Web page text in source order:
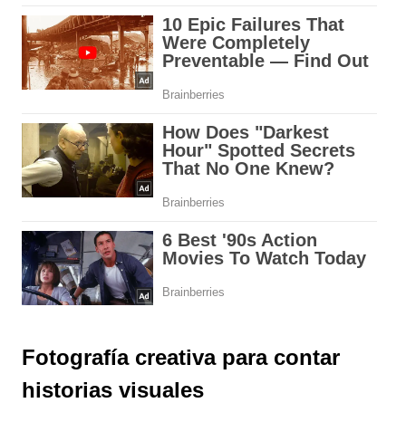
Fotografía creativa para contar
historias visuales